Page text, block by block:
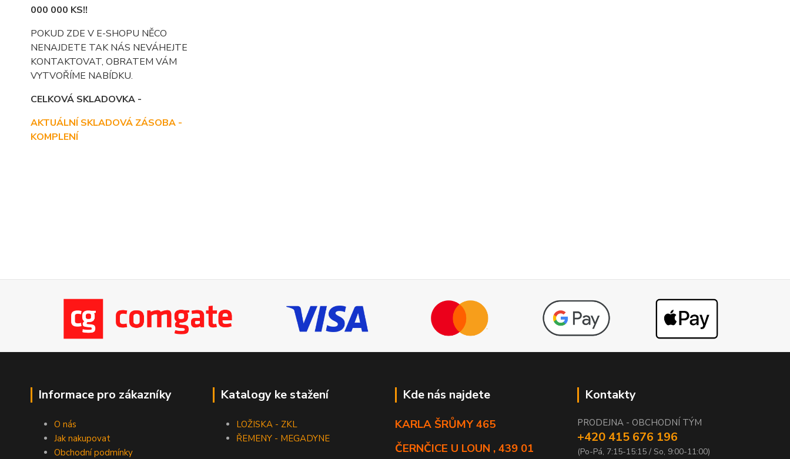
000 000 KS!!
POKUD ZDE V E-SHOPU NĚCO
NENAJDETE TAK NÁS NEVÁHEJTE
KONTAKTOVAT, OBRATEM VÁM
VYTVOŘÍME NABÍDKU.
CELKOVÁ SKLADOVKA -
AKTUÁLNÍ SKLADOVÁ ZÁSOBA -
KOMPLENÍ
Informace pro zákazníky
O nás
Jak nakupovat
Obchodní podmínky
Katalogy ke stažení
LOŽISKA - ZKL
ŘEMENY - MEGADYNE
Kde nás najdete
KARLA ŠRŮMY 465
ČERNČICE U LOUN , 439 01
Kontakty
PRODEJNA - OBCHODNÍ TÝM
+420 415 676 196
(Po-Pá, 7:15-15:15 / So, 9:00-11:00)